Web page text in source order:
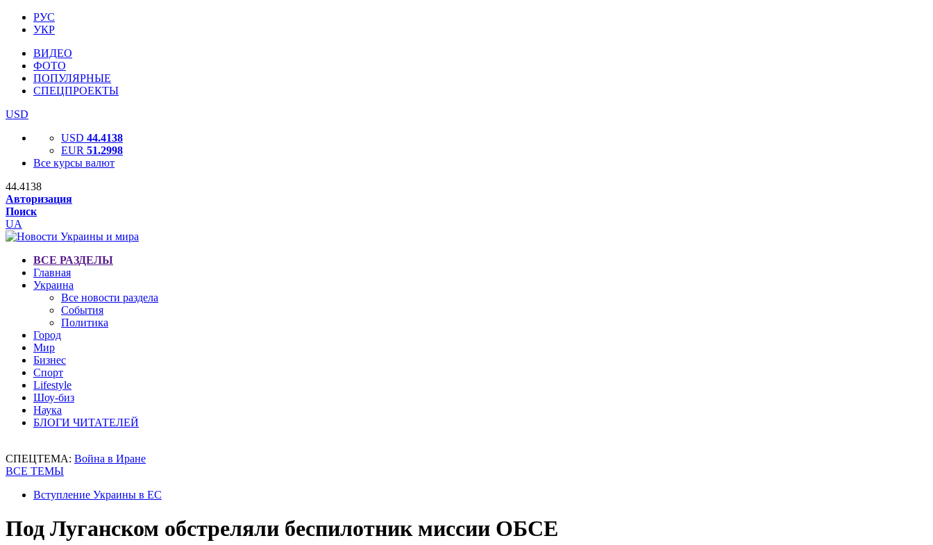
РУС
УКР
ВИДЕО
ФОТО
ПОПУЛЯРНЫЕ
СПЕЦПРОЕКТЫ
USD
USD 44.4138
EUR 51.2998
Все курсы валют
44.4138
Авторизация
Поиск
UA
ВСЕ РАЗДЕЛЫ
Главная
Украина
Все новости раздела
События
Политика
Город
Мир
Бизнес
Спорт
Lifestyle
Шоу-биз
Наука
БЛОГИ ЧИТАТЕЛЕЙ
СПЕЦТЕМА: Война в Иране
ВСЕ ТЕМЫ
Вступление Украины в ЕС
Под Луганском обстреляли беспилотник миссии ОБСЕ